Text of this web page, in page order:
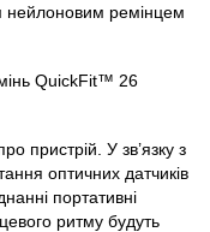
нейлоновим ремінцем
QuickFit™ 26
пристрій. У зв’язку з
оптичних датчиків
портативні
ритму будуть